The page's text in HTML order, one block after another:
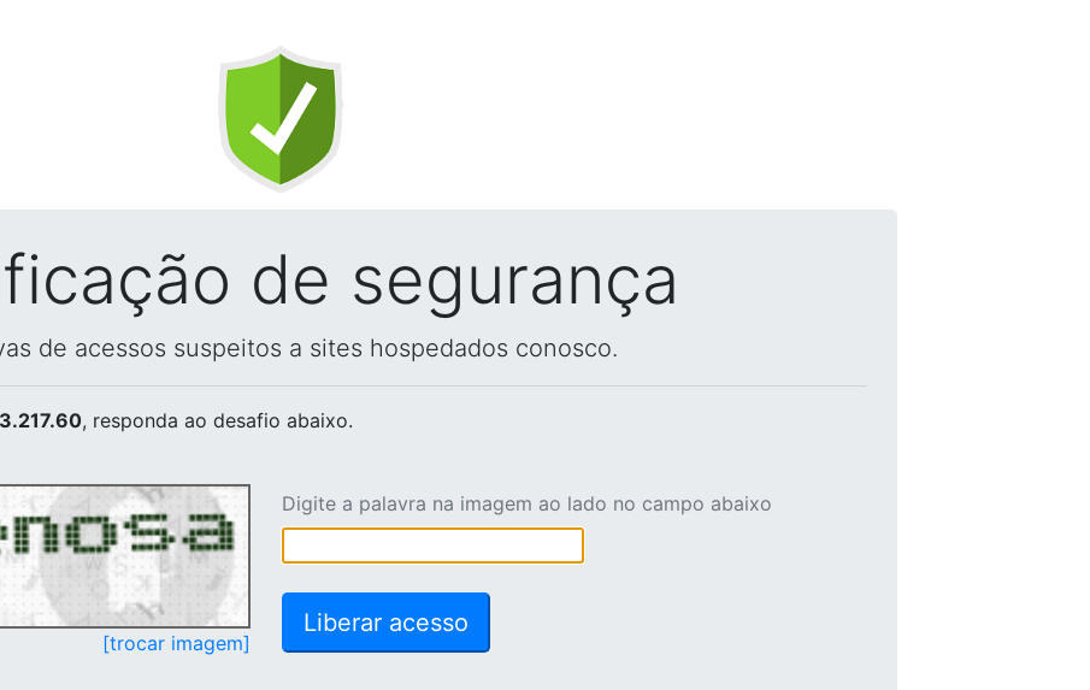
de segurança
de acessos suspeitos a sites hospedados conosco.
, responda ao desafio abaixo.
[trocar imagem]
Digite a palavra na imagem ao lado no campo abaixo